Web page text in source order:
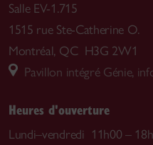
Salle EV-1.715
1515 rue Ste-Catherine O.
Montréal, QC H3G 2W1
Pavillon intégré Génie,
Heures d'ouverture
Lundi–vendredi 11h00 –